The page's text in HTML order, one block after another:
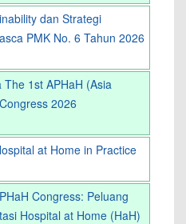
dan Strategi
PMK No. 6 Tahun 2026
1st APHaH (Asia
2026
at Home in Practice
Congress: Peluang
Hospital at Home (HaH)